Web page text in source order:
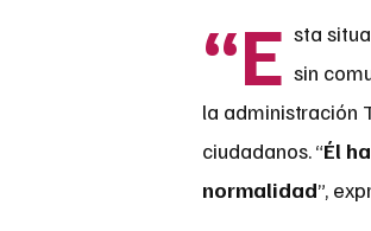
“E sta
sin
la administración
ciudadanos. “Él
normalidad”,